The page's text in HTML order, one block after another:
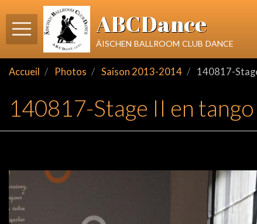
ABCDance
äischen ballroom club dance
Accueil Photos Saison 2013-2014 140817-
140817-Stage II en